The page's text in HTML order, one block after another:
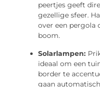
peertjes geeft
gezellige sfeer.
over een pergola
boom.
Solarlampen:
ideaal om een
border te
gaan